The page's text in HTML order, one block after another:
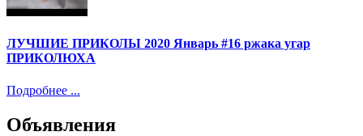
ЛУЧШИЕ ПРИКОЛЫ 2020 Январь #16 ржака угар
ПРИКОЛЮХА
Подробнее ...
Объявления